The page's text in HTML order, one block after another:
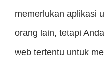
memerlukan aplikasi
orang lain, tetapi
web tertentu untuk